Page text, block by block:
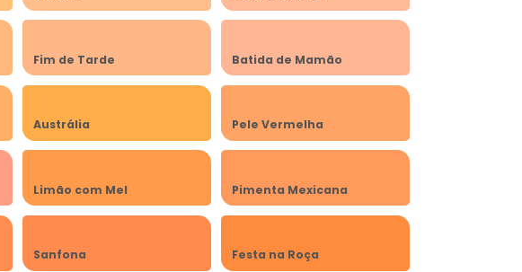
Fim de Tarde Batida de Mamão
Austrália Pele Vermelha
Limão com Mel Pimenta Mexicana
Sanfona Festa na Roça